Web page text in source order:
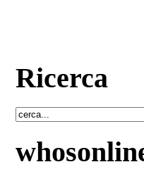
Ricerca